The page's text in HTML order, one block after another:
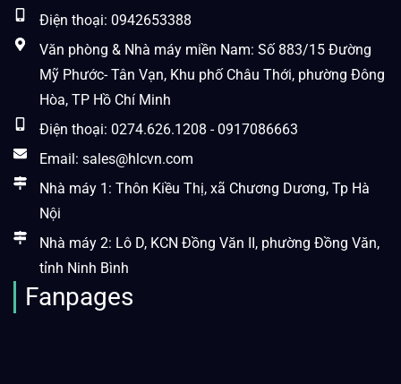
Điện thoại: 0942653388
Văn phòng & Nhà máy miền Nam: Số 883/15 Đường
Mỹ Phước- Tân Vạn, Khu phố Châu Thới, phường Đông
Hòa, TP Hồ Chí Minh
Điện thoại: 0274.626.1208 - 0917086663
Email: sales@hlcvn.com
Nhà máy 1: Thôn Kiều Thị, xã Chương Dương, Tp Hà
Nội
Nhà máy 2: Lô D, KCN Đồng Văn II, phường Đồng Văn,
tỉnh Ninh Bình
Fanpages